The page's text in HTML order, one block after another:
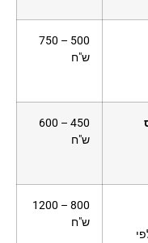
500 – 750
ש"ח
450 – 600
ש"ח
800 – 1200
ש"ח